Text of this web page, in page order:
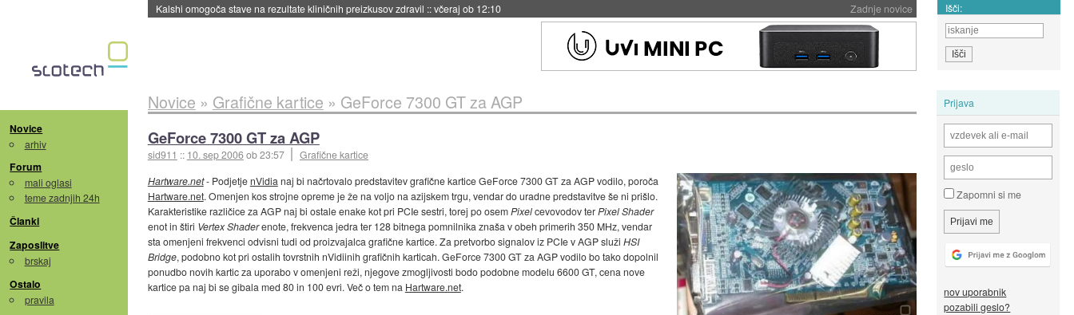
Zadnje novice
Sandisk že prodal več kot polovico SSD-jev za naslednji dve leti::včeraj ob 11:37 Išči:
Novice
arhiv
Forum
mali oglasi
teme zadnjih 24h
Članki
Zaposlitve
brskaj
Ostalo
pravila
Prijava
Zapomni si me
nov uporabnik
pozabili geslo?
Novice » Grafične kartice » GeForce 7300 GT za AGP
GeForce 7300 GT za AGP
sid911 :: 10. sep 2006ob 23:57 Grafične kartice
Hartware.net- PodjetjenVidia naj bi načrtovalo predstavitev grafične kartice GeForce 7300 GT za AGP vodilo, poroča
Hartware.net. Omenjen kos strojne opreme je že na voljo na azijskem trgu, vendar do uradne predstavitve še ni prišlo.
Karakteristike različice za AGP naj bi ostale enake kot pri PCIe sestri, torej po osemPixelcevovodov terPixel Shader
enot in štiri Vertex Shaderenote, frekvenca jedra ter 128 bitnega pomnilnika znaša v obeh primerih 350 MHz, vendar
sta omenjeni frekvenci odvisni tudi od proizvajalca grafične kartice. Za pretvorbo signalov iz PCIe v AGP služi HSI
Bridge, podobno kot pri ostalih tovrstnih nVidiinih grafičnih karticah. GeForce 7300 GT za AGP vodilo bo tako dopolnil
ponudbo novih kartic za uporabo v omenjeni reži, njegove zmogljivosti bodo podobne modelu 6600 GT, cena nove
kartice pa naj bi se gibala med 80 in 100 evri. Več o tem na Hartware.net.